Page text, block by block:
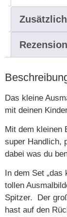
Das kleine
mit deinen
Mit dem kleinen
super Handlich,
dabei was du
In dem Set
tollen
Spitzer. Der
hast auf den